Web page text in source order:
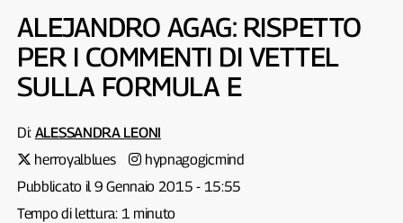
ALEJANDRO AGAG: RISPETTO
PER I COMMENTI DI VETTEL
SULLA FORMULA E
Di: ALESSANDRA LEONI
herroyalblues
hypnagogicmind
Pubblicato il 9 Gennaio 2015 - 15:55
Tempo di lettura: 1 minuto